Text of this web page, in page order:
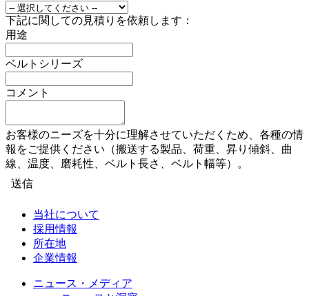
下記に関しての見積りを依頼します：
用途
ベルトシリーズ
コメント
お客様のニーズを十分に理解させていただくため、各種の情
報をご提供ください（搬送する製品、荷重、昇り傾斜、曲
線、温度、磨耗性、ベルト長さ、ベルト幅等）。
送信
当社について
採用情報
所在地
企業情報
ニュース・メディア